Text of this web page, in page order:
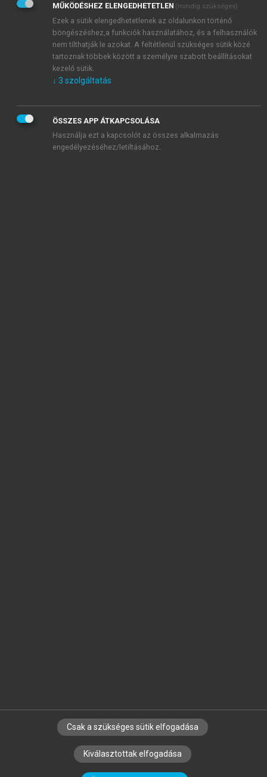
Adatkezelési tájékoztatóbanfoglaltakat tudomásul
veszem és elfogadom.
Általános vásárlási feltételeket, valamint a szotar.netés a
mersz.huoldalak licencszerződéseiben foglaltakat
tudomásul veszem és elfogadom.
KIPRÓBÁLOM
SZERZŐKNEK CÉGEKNEK KÖNYVTÁROSOKNAK
SZERKESZTÉSI ÉS LEKTORÁLÁSI ALAPELVEK
MŰKÖDÉSHEZ ELENGEDHETETLEN (mindig szükséges)
Ezek a sütik elengedhetetlenek az oldalunkon történő
böngészéshez,a funkciók használatához, és a felhasználók
nem tilthatják le azokat. A feltétlenül szükséges sütik közé
tartoznak többek között a személyre szabott beállításokat
kezelő sütik.
↓ 3 szolgáltatás
ÖSSZES APP ÁTKAPCSOLÁSA
Használja ezt a kapcsolót az összes alkalmazás
engedélyezéséhez/letiltásához.
Csak a szükséges sütik elfogadása
Kiválasztottak elfogadása